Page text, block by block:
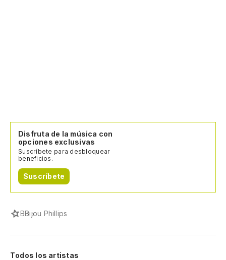
Disfruta de la música con
opciones exclusivas
Suscríbete para desbloquear
beneficios.
Suscríbete
BBijou Phillips
Todos los artistas